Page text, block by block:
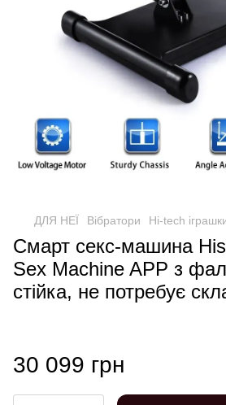
ДЛЯ НЕЇ Вібратори Hi-tech
Смарт секс-машина
Sex Machine APP з
стійка, не потребує
30 099 грн